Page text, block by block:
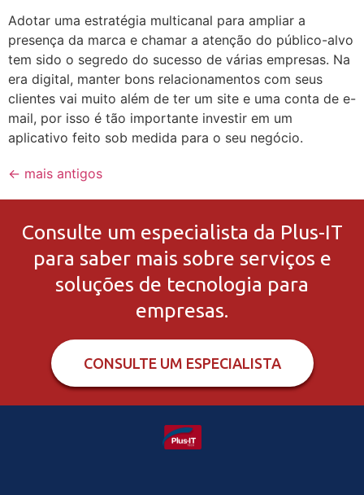
Adotar uma estratégia multicanal para ampliar a
presença da marca e chamar a atenção do público-alvo
tem sido o segredo do sucesso de várias empresas. Na
era digital, manter bons relacionamentos com seus
clientes vai muito além de ter um site e uma conta de e-
mail, por isso é tão importante investir em um
aplicativo feito sob medida para o seu negócio.
← mais antigos
Consulte um especialista da Plus-IT
para saber mais sobre serviços e
soluções de tecnologia para
empresas.
CONSULTE UM ESPECIALISTA